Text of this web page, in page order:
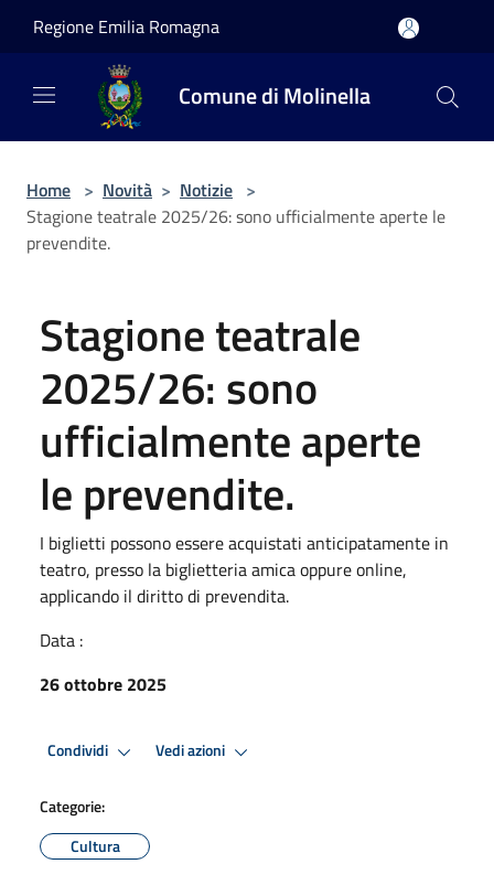
Regione Emilia Romagna
Comune di Molinella
Home > Novità > Notizie >
Stagione teatrale 2025/26: sono ufficialmente aperte le
prevendite.
Stagione teatrale
2025/26: sono
ufficialmente aperte
le prevendite.
I biglietti possono essere acquistati anticipatamente in
teatro, presso la biglietteria amica oppure online,
applicando il diritto di prevendita.
Data :
26 ottobre 2025
Condividi Vedi azioni
Categorie:
Cultura